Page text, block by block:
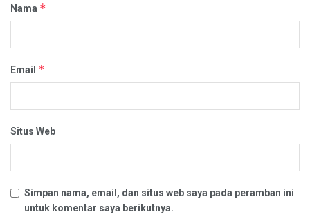
Nama *
Email *
Situs Web
Simpan nama, email, dan situs web saya pada peramban ini
untuk komentar saya berikutnya.